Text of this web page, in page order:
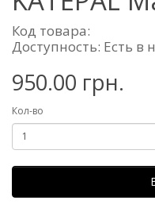
Код товара:
Доступность: Есть в
950.00 грн.
Кол-во